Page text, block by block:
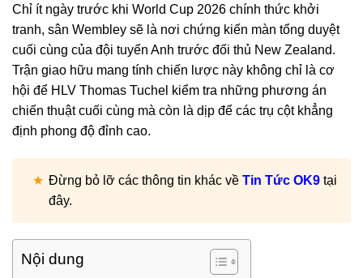
Chỉ ít ngày trước khi World Cup 2026 chính thức khởi
tranh, sân Wembley sẽ là nơi chứng kiến màn tổng duyệt
cuối cùng của đội tuyển Anh trước đối thủ New Zealand.
Trận giao hữu mang tính chiến lược này không chỉ là cơ
hội để HLV Thomas Tuchel kiểm tra những phương án
chiến thuật cuối cùng mà còn là dịp để các trụ cột khẳng
định phong độ đỉnh cao.
Đừng bỏ lỡ các thông tin khác về Tin Tức OK9 tại
đây.
Nội dung